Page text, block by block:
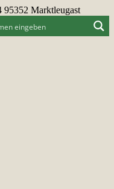
95352 Marktleugast